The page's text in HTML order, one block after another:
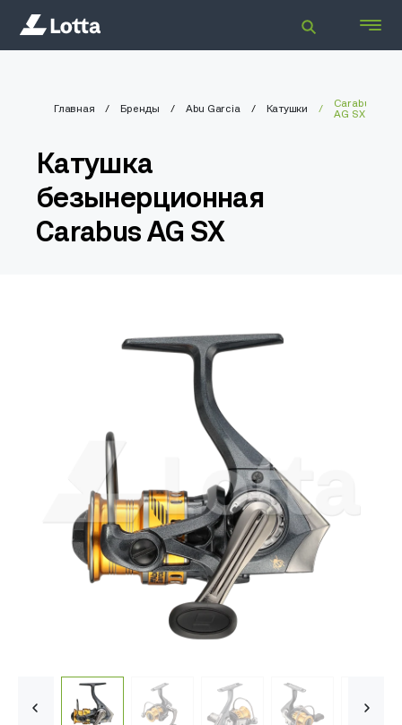
Главная Бренды Abu Garcia Катушки
Carabus
AG SX
Катушка
безынерционная
Carabus AG SX